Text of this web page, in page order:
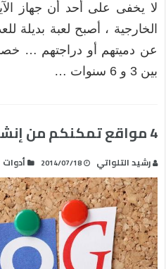
لا يخفى على أحد أن جهاز
الخارجية ، أصبح لعبة بديلة
عن دميتهم أو دراجتهم …
بين 3 و 6 سنوات …
4 مواقع تمكنكم من إنشاء مدونة مجانية خاصة
رشيد التلواتي 2014/07/18 أدوات